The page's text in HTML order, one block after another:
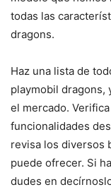
todas las
dragons.
Haz una lista de
playmobil dragons,
el mercado.
funcionalidades
revisa los diversos
puede ofrecer. Si
dudes en